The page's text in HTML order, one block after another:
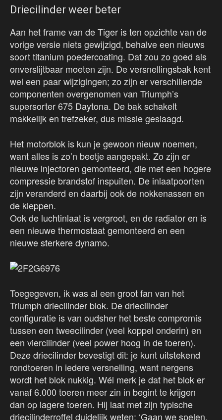
Driecilinder weer beter
Aan het frame van de Tiger is ten opzichte van de
vorige versie niets gewijzigd, behalve een nieuws
soort titanium poedercoating. Dat zou zo goed als
onverslijtbaar moeten zijn. De versnellingsbak kent
wel een paar wijzigingen; zo zijn er verschillende
componenten overgenomen van Triumph’s
supersorter 675 Daytona. De bak schakelt
makkelijk en trefzeker, dus missie geslaagd.
Het motorblok is kun je gewoon nieuw noemen,
want alles is zo’n beetje aangepakt. Zo zijn er
nieuwe injectoren gemonteerd, die met een hogere
compressie brandstof inspuiten. De inlaatpoorten
zijn veranderd en daarbij ook de nokkenassen en
de kleppen.
Ook de luchtinlaat is vergroot, en de radiator en is
een nieuwe thermostaat gemonteerd en een
nieuwe sterkere dynamo.
Toegegeven, ik was al een groot fan van het
Triumph driecilinder blok. De driecilinder
configuratie is van oudsher het beste compromis
tussen een tweecilinder (veel koppel onderin) en
een viercilinder (veel power hoog in de toeren).
Deze driecilinder bevestigt dit: je kunt uitstekend
rondtoeren in iedere versnelling, want nergens
wordt het blok nukkig. Wél merk je dat het blok er
vanaf 6.000 toeren meer zin in begint te krijgen
dan op lagere toeren. Hij laat met zijn typische
driecilinderroffel duidelijk weten: ‘Gaan we spelen,